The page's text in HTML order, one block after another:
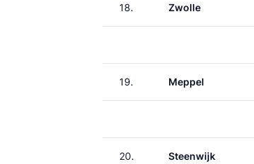
18. Zwolle
19. Meppel
20. Steenwijk